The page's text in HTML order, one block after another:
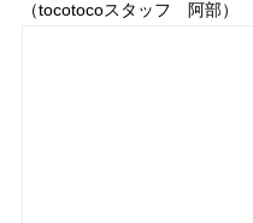
（tocotocoスタッフ 阿部）